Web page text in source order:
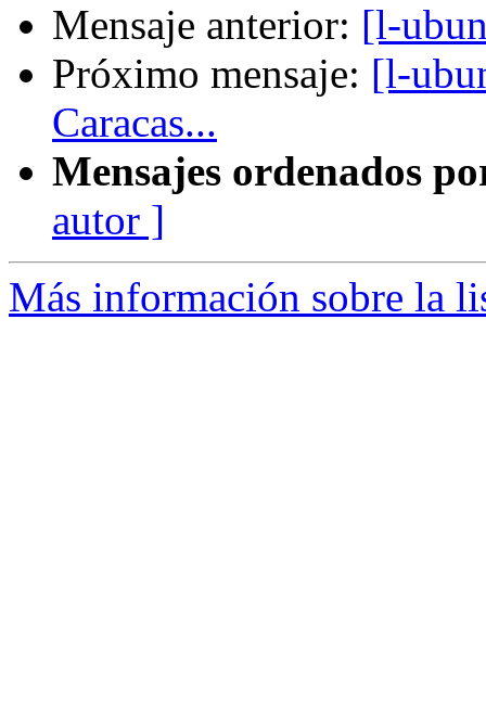
Mensaje anterior: [l-
Próximo mensaje: [l-
Caracas...
Mensajes ordenados
autor ]
Más información sobre la